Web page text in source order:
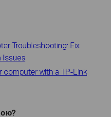
Troubleshooting: Fix
Issues
computer with a TP-Link